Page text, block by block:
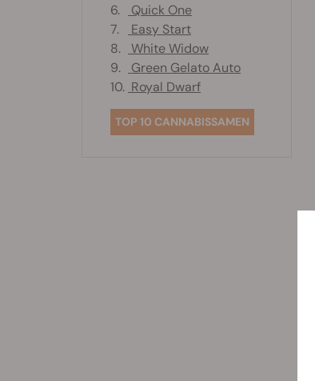
6.
Quick One
7.
Easy Start
8.
White Widow
9.
Green Gelato Auto
10. Royal Dwarf
TOP 10 CANNABISSAMEN